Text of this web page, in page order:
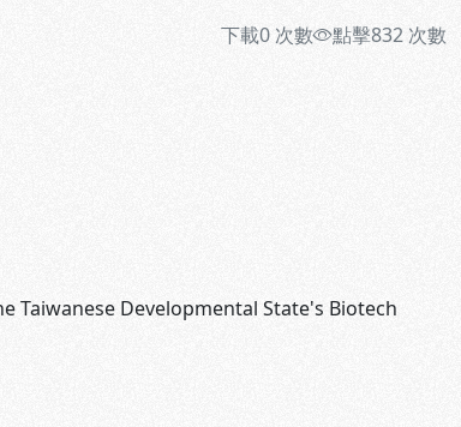
下載0 次數 點擊832 次數
Taiwanese Developmental State's Biotech